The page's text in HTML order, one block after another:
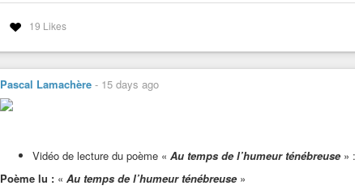
19 Likes
Pascal Lamachère - 15 days ago
Vidéo de lecture du poème « Au temps de l’humeur ténébreuse » :
Poème lu : « Au temps de l’humeur ténébreuse »